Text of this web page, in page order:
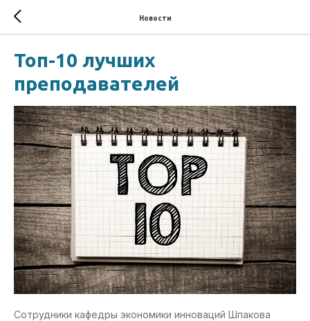
Новости
Топ-10 лучших
преподавателей
Сотрудники кафедры экономики инноваций Шпакова